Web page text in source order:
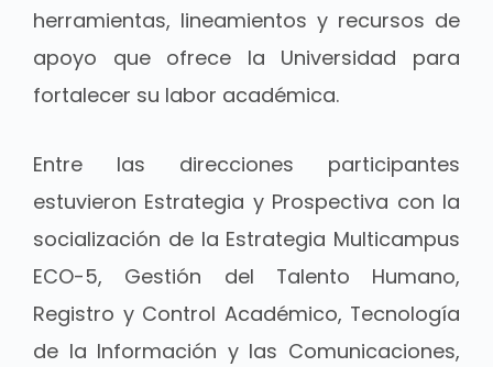
herramientas, lineamientos y recursos de
apoyo que ofrece la Universidad para
fortalecer su labor académica.
Entre las direcciones participantes
estuvieron Estrategia y Prospectiva con la
socialización de la Estrategia Multicampus
ECO-5, Gestión del Talento Humano,
Registro y Control Académico, Tecnología
de la Información y las Comunicaciones,